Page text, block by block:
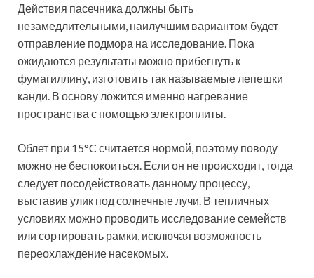
Действия пасечника должны быть
незамедлительными, наилучшим вариантом будет
отправление подмора на исследование. Пока
ожидаются результаты можно прибегнуть к
фумагиллину, изготовить так называемые лепешки
канди. В основу ложится именно нагревание
пространства с помощью электроплиты.
Облет при 15°C считается нормой, поэтому поводу
можно не беспокоиться. Если он не происходит, тогда
следует посодействовать данному процессу,
выставив улик под солнечные лучи. В тепличных
условиях можно проводить исследование семейств
или сортировать рамки, исключая возможность
переохлаждение насекомых.